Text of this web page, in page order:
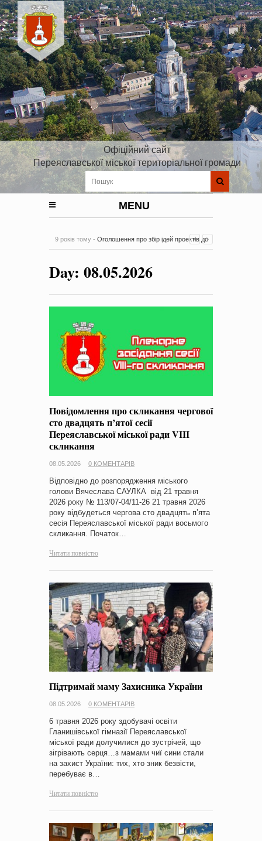
Офіційний сайт
Переяславської міської територіальної громади
MENU
9 років тому - Оголошення про збір ідей проектів до
на період 2018 – 2020 роки Оголошення про збір ідей
проектів
0 Коментарів
Day: 08.05.2026
Повідомлення про скликання чергової
сто двадцять п’ятої сесії
Переяславської міської ради VІІІ
скликання
08.05.2026 0 КОМЕНТАРІВ
Відповідно до розпорядження міського
голови Вячеслава САУЛКА від 21 травня
2026 року № 113/07-04/11-26 21 травня 2026
року відбудеться чергова сто двадцять п’ята
сесія Переяславської міської ради восьмого
скликання. Початок…
Читати повністю
Підтримай маму Захисника України
08.05.2026 0 КОМЕНТАРІВ
6 травня 2026 року здобувачі освіти
Гланишівської гімназії Переяславської
міської ради долучилися до зустрічей, що
зігрівають серця…з мамами чиї сини стали
на захист України: тих, хто зник безвісти,
перебуває в…
Читати повністю